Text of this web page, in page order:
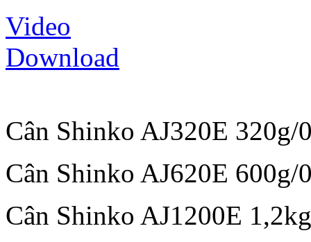
Video
Download
Cân Shinko AJ320E 320g/
Cân Shinko AJ620E 600g/
Cân Shinko AJ1200E